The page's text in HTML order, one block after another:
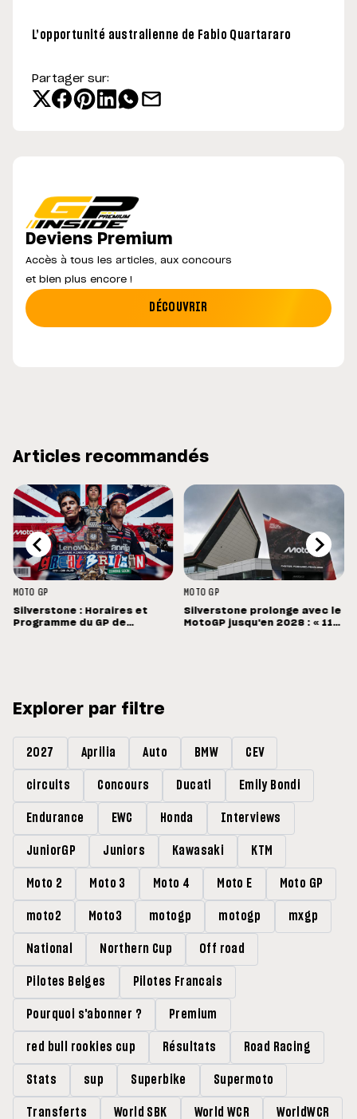
L’opportunité australienne de Fabio Quartararo
Partager sur:
Deviens Premium
Accès à tous les articles, aux concours
et bien plus encore !
DÉCOUVRIR
Articles recommandés
MOTO GP
Silverstone : Horaires et
Programme du GP de
MOTO GP
Silverstone prolonge avec le
MotoGP jusqu'en 2028 : « 11
Explorer par filtre
2027 Aprilia Auto BMW CEV
circuits Concours Ducati Emily Bondi
Endurance EWC Honda Interviews
JuniorGP Juniors Kawasaki KTM
Moto 2 Moto 3 Moto 4 Moto E Moto GP
moto2 Moto3 motogp motogp mxgp
National Northern Cup Off road
Pilotes Belges Pilotes Francais
Pourquoi s'abonner ? Premium
red bull rookies cup Résultats Road Racing
Stats sup Superbike Supermoto
Transferts World SBK World WCR WorldWCR